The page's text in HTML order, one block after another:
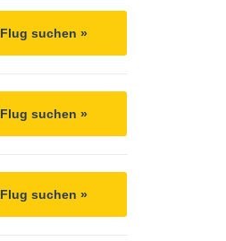
Flug suchen »
Flug suchen »
Flug suchen »